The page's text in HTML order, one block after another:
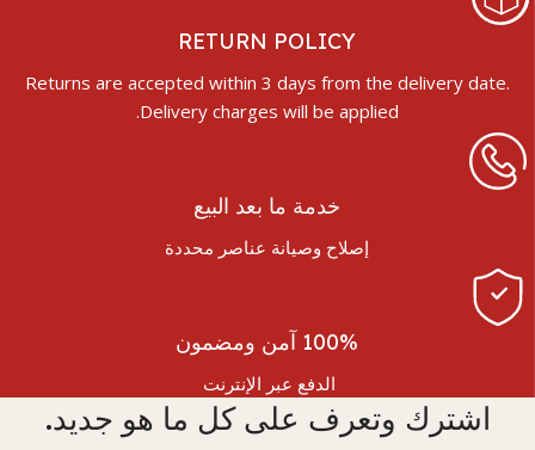
RETURN POLICY
Returns are accepted within 3 days from the delivery date.
Delivery charges will be applied.
خدمة ما بعد البيع
إصلاح وصيانة عناصر محددة
100% آمن ومضمون
الدفع عبر الإنترنت
اشترك وتعرف على كل ما هو جديد.